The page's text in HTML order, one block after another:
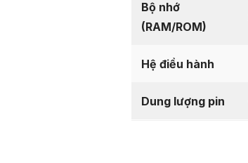
Bộ nhớ
(RAM/ROM)
Hệ điều hành
Dung lượng pin